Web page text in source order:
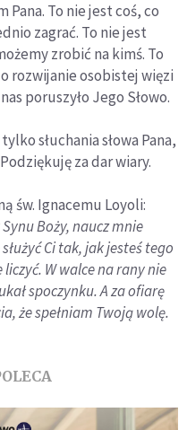
Pana. To nie jest coś, co
zagrać. To nie jest
zrobić na kimś. To
rozwijanie osobistej więzi
poruszyło Jego Słowo.
słuchania słowa Pana,
za dar wiary.
św. Ignacemu Loyoli:
Boży, naucz mnie
Ci tak, jak jesteś tego
W walce na rany nie
spoczynku. A za ofiarę
że spełniam Twoją wolę.